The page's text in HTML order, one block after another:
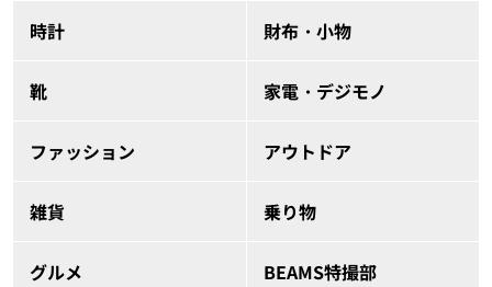
時計 財布・小物
靴 家電・デジモノ
ファッション アウトドア
雑貨 乗り物
グルメ BEAMS特撮部